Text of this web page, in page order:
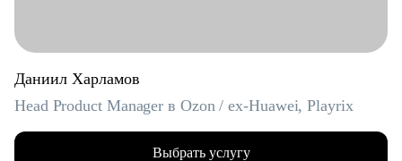
Даниил Харламов
Head Product Manager в Ozon / ex-Huawei, Playrix
Выбрать услугу